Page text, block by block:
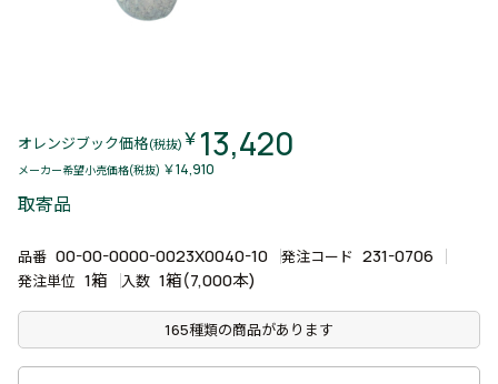
オレンジブック価格(税抜) ￥ 13,420
メーカー希望小売価格(税抜) ￥14,910
取寄品
品番 00-00-0000-0023X0040-10 発注コード 231-0706
発注単位 1箱 入数 1箱(7,000本)
165種類の商品があります